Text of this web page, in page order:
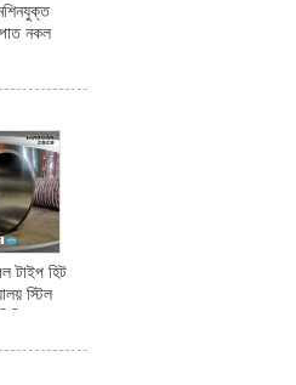
নকল
টাইপ হিট
স্টিল